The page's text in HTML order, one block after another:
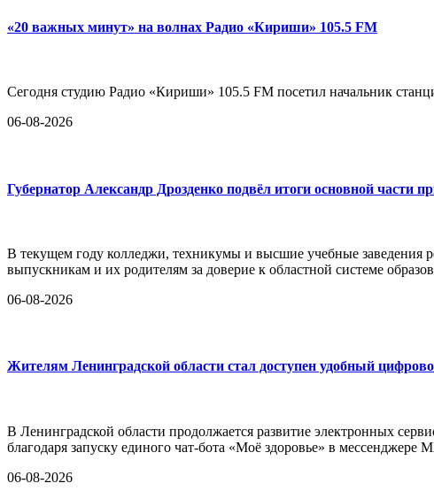
«20 важных минут» на волнах Радио «Кириши» 105.5 FM
Сегодня студию Радио «Кириши» 105.5 FM посетил начальник
06-08-2026
Губернатор Александр Дрозденко подвёл итоги основной части
В текущем году колледжи, техникумы и высшие учебные заведения
выпускникам и их родителям за доверие к областной системе
06-08-2026
Жителям Ленинградской области стал доступен удобный
В Ленинградской области продолжается развитие электронных
благодаря запуску единого чат-бота «Моё здоровье» в мессенджере
06-08-2026